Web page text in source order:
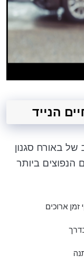
הנייד
באורח סגנון
הנפוצים ביותר
ארוכים